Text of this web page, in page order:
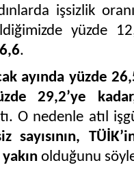
işsizlik
yüzde
.
ayında yüzde
29,2’ye
O nedenle atıl
sayısının,
olduğunu